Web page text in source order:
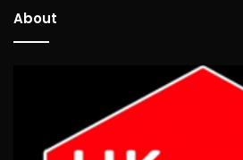
About